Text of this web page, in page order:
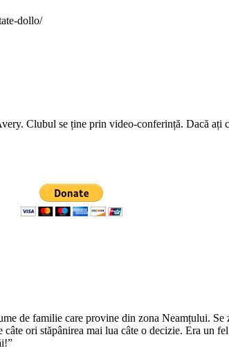
dollo/
Clubul se ține prin video-conferință. Dacă
de familie care provine din zona Neamțului. Se
ori stăpânirea mai lua câte o decizie. Era un